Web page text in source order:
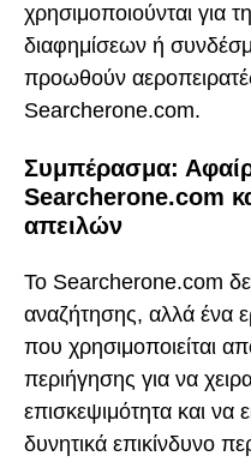
χρησιμοποιούνται για
διαφημίσεων ή
προωθούν
Searcherone.com.
Συμπέρασμα:
Searcherone.com
απειλών
Το Searcherone.com
αναζήτησης, αλλά ένα
που χρησιμοποιείται
περιήγησης για να
επισκεψιμότητα και να
δυνητικά επικίνδυνο